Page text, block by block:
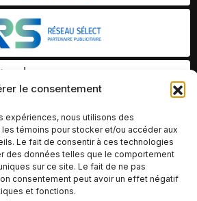
le consentement
expériences, nous utilisons des
témoins pour stocker et/ou accéder aux
Le fait de consentir à ces technologies
des données telles que le comportement
sur ce site. Le fait de ne pas
consentement peut avoir un effet négatif
et fonctions.